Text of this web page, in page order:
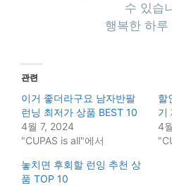
수 있습
행복한 하루
관련
이거 좋더라구요 남자반팔
런닝 최저가 상품 BEST 10
4월 7, 2024
"CUPAS is all"에서
할
기
4
놓치면 후회할 런잉 추천 상
품 TOP 10